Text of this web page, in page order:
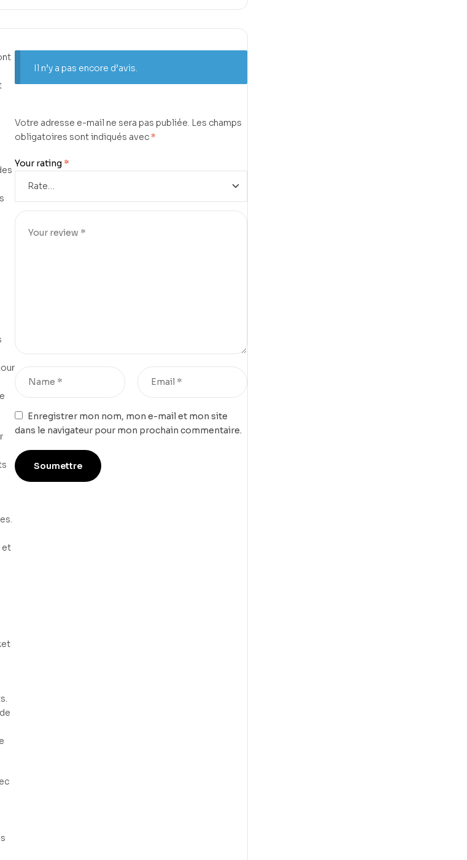
et
Il n’y a pas encore d’avis.
Votre adresse e-mail ne sera pas publiée. Les champs
obligatoires sont indiqués avec*
Your rating *
Enregistrer mon nom, mon e-mail et mon site
dans le navigateur pour mon prochain commentaire.